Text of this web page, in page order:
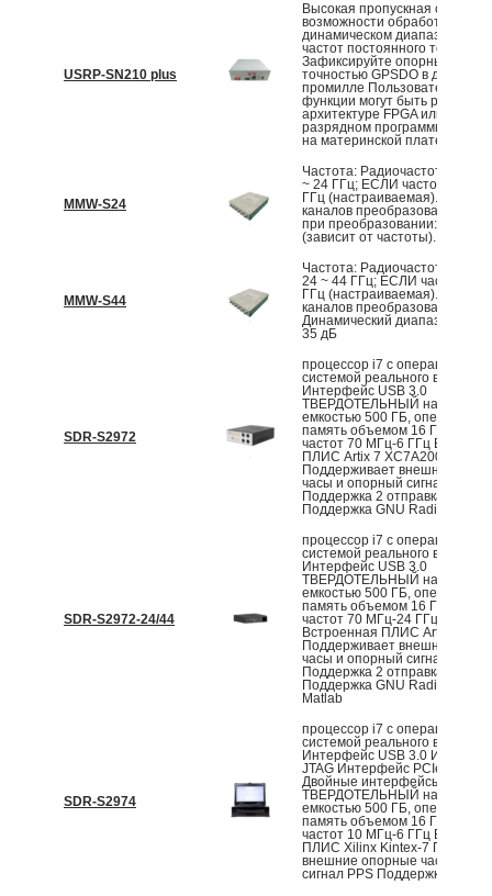
USRP-SN210 plus
Высокая пропускная
возможности обработки в
динамическом диапазоне
частот постоянного тока-6
Зафиксируйте опорные часы
точностью GPSDO в
промилле Пользовательские
функции могут быть
архитектуре FPGA или в 32-
разрядном программном
на материнской плате
MMW-S24
Частота: Радиочастотная
~ 24 ГГц; ЕСЛИ частота 3,1 ~
ГГц (настраиваемая).
каналов преобразования: 2
при преобразовании: 12 дБ
(зависит от частоты).
MMW-S44
Частота: Радиочастотная
24 ~ 44 ГГц; ЕСЛИ частота
ГГц (настраиваемая).
каналов преобразования: 2
Динамический диапазон
35 дБ
SDR-S2972
процессор i7 с операционной
системой реального времени
Интерфейс USB 3.0
ТВЕРДОТЕЛЬНЫЙ
емкостью 500 ГБ,
память объемом 16 ГБ
частот 70 МГц-6 ГГц
ПЛИС Artix 7 XC7A200T
Поддерживает внешние
часы и опорный сигнал PPS
Поддержка 2 отправка 2
Поддержка GNU Radio
SDR-S2972-24/44
процессор i7 с операционной
системой реального времени
Интерфейс USB 3.0
ТВЕРДОТЕЛЬНЫЙ
емкостью 500 ГБ,
память объемом 16 ГБ
частот 70 МГц-24 ГГц/44 ГГц
Встроенная ПЛИС Artix 7
Поддерживает внешние
часы и опорный сигнал PPS
Поддержка 2 отправка 2
Поддержка GNU Radio,
Matlab
SDR-S2974
процессор i7 с операционной
системой реального времени
Интерфейс USB 3.0
JTAG Интерфейс PCIe Gen x4
Двойные интерфейсы SFP+
ТВЕРДОТЕЛЬНЫЙ
емкостью 500 ГБ,
память объемом 16 ГБ
частот 10 МГц-6 ГГц
ПЛИС Xilinx Kintex-7
внешние опорные часы и
сигнал PPS Поддержка 2